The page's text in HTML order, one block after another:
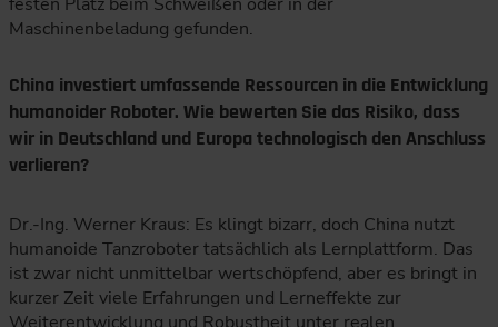
Maschinenbeladung gefunden.
China investiert umfassende Ressourcen in die Entwicklung
humanoider Roboter. Wie bewerten Sie das Risiko, dass
wir in Deutschland und Europa technologisch den Anschluss
verlieren?
Dr.-Ing. Werner Kraus: Es klingt bizarr, doch China nutzt
humanoide Tanzroboter tatsächlich als Lernplattform. Das
ist zwar nicht unmittelbar wertschöpfend, aber es bringt in
kurzer Zeit viele Erfahrungen und Lerneffekte zur